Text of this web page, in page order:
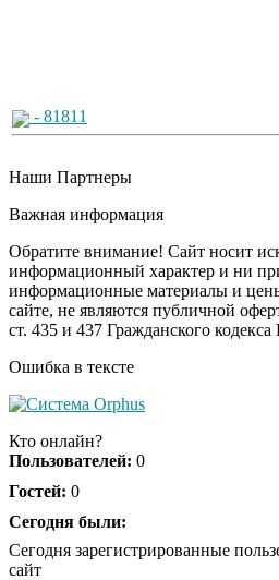
- 81811
Наши Партнеры
Важная информация
Обратите внимание! Сайт носит
информационный характер и ни
информационные материалы и
сайте, не являются публичной
ст. 435 и 437 Гражданского
Ошибка в тексте
Кто онлайн?
Пользователей: 0
Гостей: 0
Сегодня были:
Сегодня зарегистрированные
сайт